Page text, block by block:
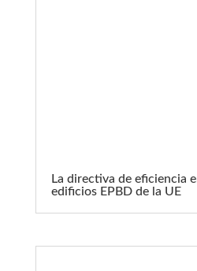
La directiva de eficiencia
edificios EPBD de la UE